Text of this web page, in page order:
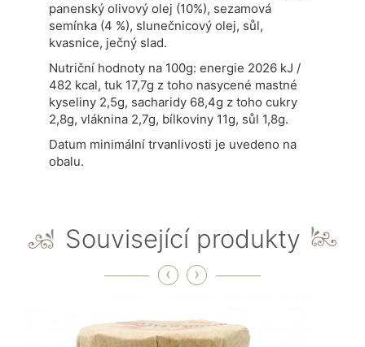
panenský olivový olej (10%), sezamová
semínka (4 %), slunečnicový olej, sůl,
kvasnice, ječný slad.
Nutriční hodnoty na 100g: energie 2026 kJ /
482 kcal, tuk 17,7g z toho nasycené mastné
kyseliny 2,5g, sacharidy 68,4g z toho cukry
2,8g, vláknina 2,7g, bílkoviny 11g, sůl 1,8g.
Datum minimální trvanlivosti je uvedeno na
obalu.
Související produkty
‹ ›